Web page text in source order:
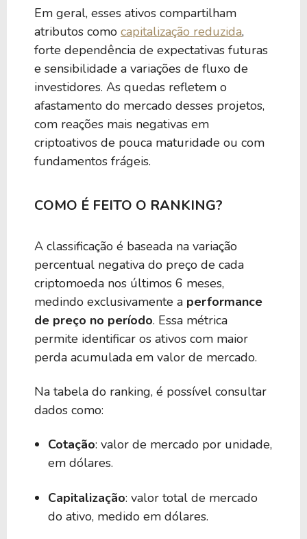
Em geral, esses ativos compartilham
atributos como capitalização reduzida,
forte dependência de expectativas futuras
e sensibilidade a variações de fluxo de
investidores. As quedas refletem o
afastamento do mercado desses projetos,
com reações mais negativas em
criptoativos de pouca maturidade ou com
fundamentos frágeis.
COMO É FEITO O RANKING?
A classificação é baseada na variação
percentual negativa do preço de cada
criptomoeda nos últimos 6 meses,
medindo exclusivamente a performance
de preço no período. Essa métrica
permite identificar os ativos com maior
perda acumulada em valor de mercado.
Na tabela do ranking, é possível consultar
dados como:
Cotação: valor de mercado por unidade,
em dólares.
Capitalização: valor total de mercado
do ativo, medido em dólares.